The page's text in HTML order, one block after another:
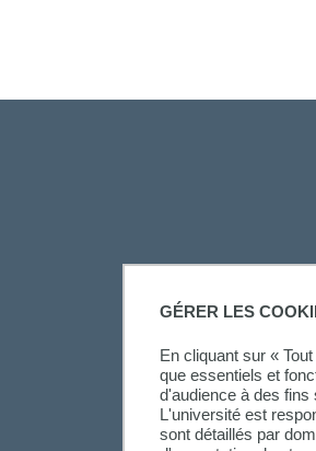
GÉRER LES
En cliquant sur «
que essentiels et
d'audience à des fins
L'université est
sont détaillés par